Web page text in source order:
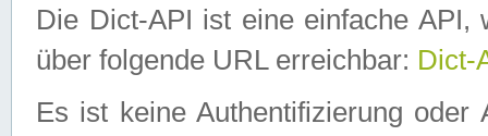
Die Dict-API ist eine einfache API,
über folgende URL erreichbar: Dict-
Es ist keine Authentifizierung